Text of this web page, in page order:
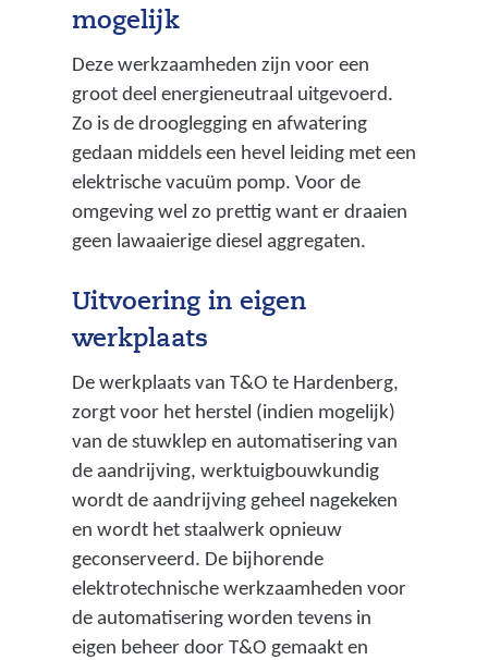
mogelijk
Deze werkzaamheden zijn voor een
groot deel energieneutraal uitgevoerd.
Zo is de drooglegging en afwatering
gedaan middels een hevel leiding met een
elektrische vacuüm pomp. Voor de
omgeving wel zo prettig want er draaien
geen lawaaierige diesel aggregaten.
Uitvoering in eigen
werkplaats
De werkplaats van T&O te Hardenberg,
zorgt voor het herstel (indien mogelijk)
van de stuwklep en automatisering van
de aandrijving, werktuigbouwkundig
wordt de aandrijving geheel nagekeken
en wordt het staalwerk opnieuw
geconserveerd. De bijhorende
elektrotechnische werkzaamheden voor
de automatisering worden tevens in
eigen beheer door T&O gemaakt en